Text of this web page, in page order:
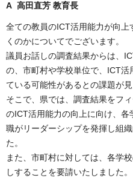
A 高田直芳 教育長
全ての教員のICT活用能力が向
くのかについてでございます。
議員お話しの調査結果からは、
の、市町村や学校単位で、ICT
ている可能性があるとの課題が見
そこで、県では、調査結果をフ
のICT活用能力の向上に向け、
職がリーダーシップを発揮し組
た。
また、市町村に対しては、各学
しすることを要請いたしました。